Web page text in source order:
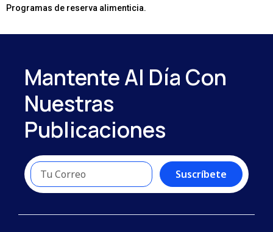
Programas de reserva alimenticia.
Mantente Al Día Con
Nuestras
Publicaciones
Suscríbete